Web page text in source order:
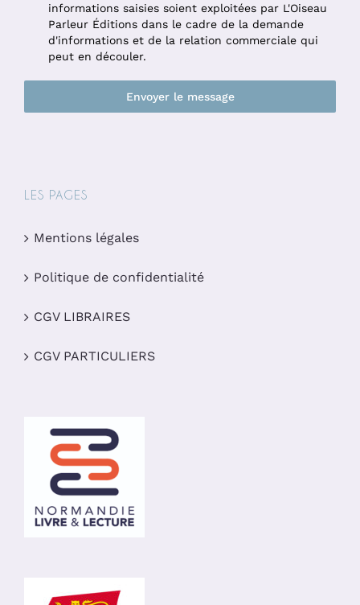
informations saisies soient exploitées par L'Oiseau
Parleur Éditions dans le cadre de la demande
d'informations et de la relation commerciale qui
peut en découler.
Envoyer le message
LES PAGES
Mentions légales
Politique de confidentialité
CGV LIBRAIRES
CGV PARTICULIERS